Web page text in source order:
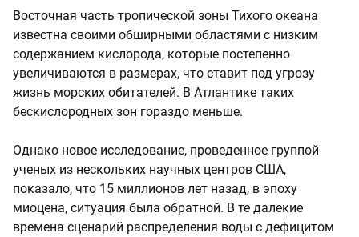
Восточная часть тропической зоны Тихого океана
известна своими обширными областями с низким
содержанием кислорода, которые постепенно
увеличиваются в размерах, что ставит под угрозу
жизнь морских обитателей. В Атлантике таких
бескислородных зон гораздо меньше.
Однако новое исследование, проведенное группой
ученых из нескольких научных центров США,
показало, что 15 миллионов лет назад, в эпоху
миоцена, ситуация была обратной. В те далекие
времена сценарий распределения воды с дефицитом